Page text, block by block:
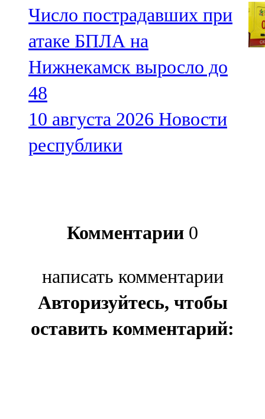
Число пострадавших при
атаке БПЛА на
Нижнекамск выросло до
48
10 августа 2026 Новости
республики
Комментарии 0
написать комментарии
Авторизуйтесь, чтобы
оставить комментарий: